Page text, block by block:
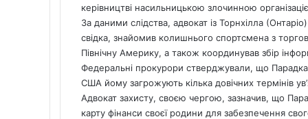
керівництві насильницькою злочинною
За даними слідства, адвокат із Торнхілла
свідка, знайомив колишнього спортсмена з
Північну Америку, а також координував збір
Федеральні прокурори стверджували, що
США йому загрожують кілька довічних термінів
Адвокат захисту, своєю чергою, зазначив, що
карту фінанси своєї родини для забезпечення